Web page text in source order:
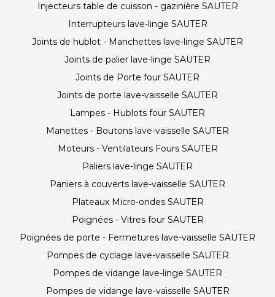
Injecteurs table de cuisson - gazinière SAUTER
Interrupteurs lave-linge SAUTER
Joints de hublot - Manchettes lave-linge SAUTER
Joints de palier lave-linge SAUTER
Joints de Porte four SAUTER
Joints de porte lave-vaisselle SAUTER
Lampes - Hublots four SAUTER
Manettes - Boutons lave-vaisselle SAUTER
Moteurs - Ventilateurs Fours SAUTER
Paliers lave-linge SAUTER
Paniers à couverts lave-vaisselle SAUTER
Plateaux Micro-ondes SAUTER
Poignées - Vitres four SAUTER
Poignées de porte - Fermetures lave-vaisselle SAUTER
Pompes de cyclage lave-vaisselle SAUTER
Pompes de vidange lave-linge SAUTER
Pompes de vidange lave-vaisselle SAUTER